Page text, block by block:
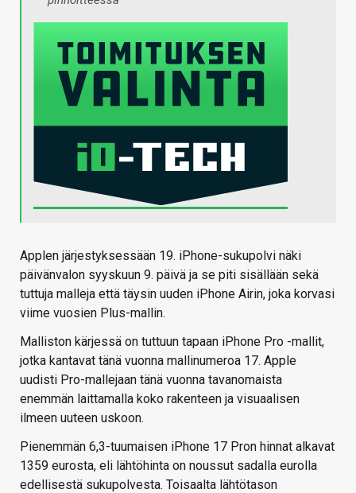
Applen järjestyksessään 19. iPhone-sukupolvi näki
päivänvalon syyskuun 9. päivä ja se piti sisällään sekä
tuttuja malleja että täysin uuden iPhone Airin, joka korvasi
viime vuosien Plus-mallin.
Malliston kärjessä on tuttuun tapaan iPhone Pro -mallit,
jotka kantavat tänä vuonna mallinumeroa 17. Apple
uudisti Pro-mallejaan tänä vuonna tavanomaista
enemmän laittamalla koko rakenteen ja visuaalisen
ilmeen uuteen uskoon.
Pienemmän 6,3-tuumaisen iPhone 17 Pron hinnat alkavat
1359 eurosta, eli lähtöhinta on noussut sadalla eurolla
edellisestä sukupolvesta. Toisaalta lähtötason